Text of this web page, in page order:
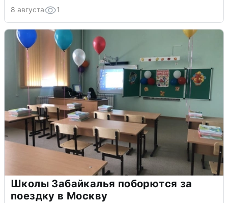
8 августа 1
Школы Забайкалья поборются за
поездку в Москву